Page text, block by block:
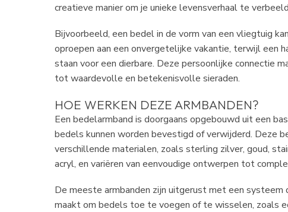
creatieve manier om je unieke levensverhaal te
Bijvoorbeeld, een bedel in de vorm van een vliegtuig
oproepen aan een onvergetelijke vakantie, terwijl een
staan voor een dierbare. Deze persoonlijke connectie
tot waardevolle en betekenisvolle sieraden.
HOE WERKEN DEZE ARMBANDEN?
Een bedelarmband is doorgaans opgebouwd uit een
bedels kunnen worden bevestigd of verwijderd. Deze
verschillende materialen, zoals sterling zilver, goud,
acryl, en variëren van eenvoudige ontwerpen tot
De meeste armbanden zijn uitgerust met een systeem
maakt om bedels toe te voegen of te wisselen, zoals